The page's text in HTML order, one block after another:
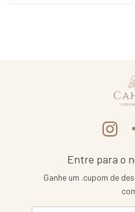
Entre para o
Ganhe um .cupom de